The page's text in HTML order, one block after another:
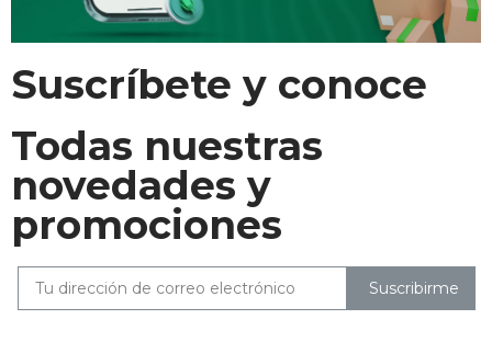
Suscríbete y conoce
Todas nuestras
novedades y
promociones
Suscribirme